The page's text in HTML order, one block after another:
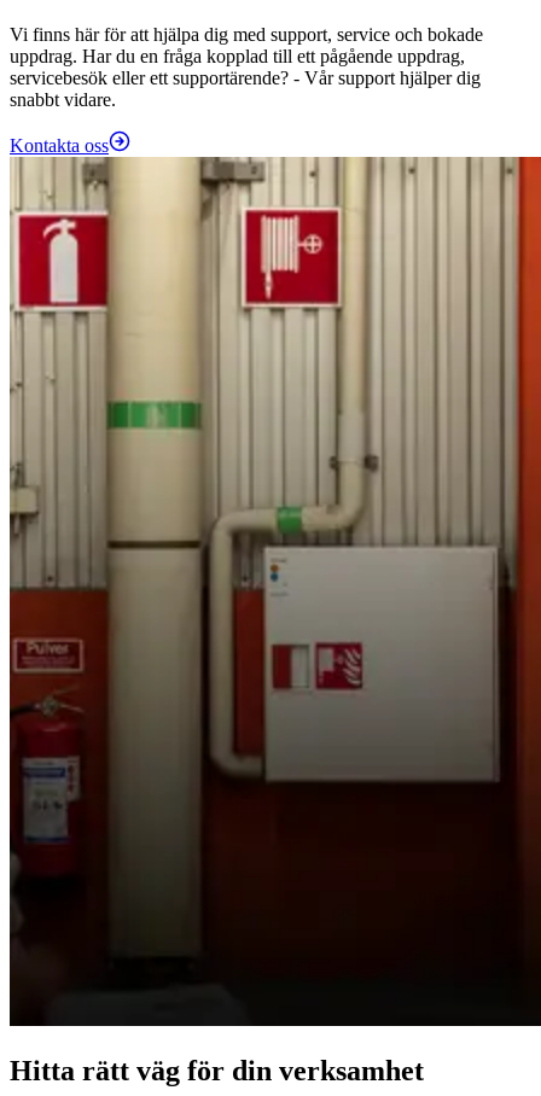
Vi finns här för att hjälpa dig med support, service och bokade
uppdrag. Har du en fråga kopplad till ett pågående uppdrag,
servicebesök eller ett supportärende? - Vår support hjälper dig
snabbt vidare.
Kontakta oss
Hitta rätt väg för din verksamhet